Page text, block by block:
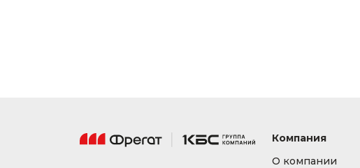
Компания
О компании